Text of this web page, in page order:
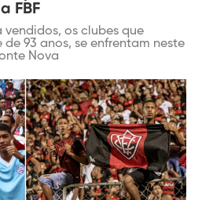
FBF
vendidos, os clubes que
93 anos, se enfrentam neste
Nova